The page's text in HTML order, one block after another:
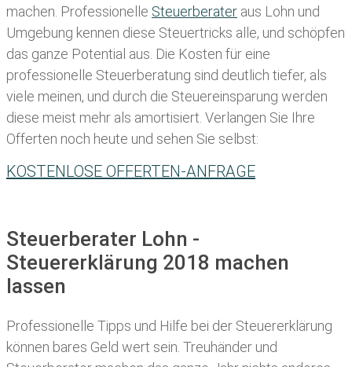
machen. Professionelle Steuerberater aus Lohn und
Umgebung kennen diese Steuertricks alle, und schöpfen
das ganze Potential aus. Die Kosten für eine
professionelle Steuerberatung sind deutlich tiefer, als
viele meinen, und durch die Steuereinsparung werden
diese meist mehr als amortisiert. Verlangen Sie Ihre
Offerten noch heute und sehen Sie selbst:
KOSTENLOSE OFFERTEN-ANFRAGE
Steuerberater Lohn -
Steuererklärung 2018 machen
lassen
Professionelle Tipps und Hilfe bei der Steuererklärung
können bares Geld wert sein. Treuhänder und